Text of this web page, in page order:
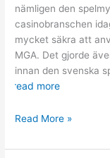
nämligen den
casinobranschen
mycket säkra att
MGA. Det gjorde
innan den svenska
read more
Bästa
casinon
Read More »